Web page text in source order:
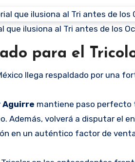
que ilusiona al Tri antes de los
para el
llega respaldado por una
Aguirre mantiene paso perfecto
Además, volverá a disputar el
en un auténtico factor de